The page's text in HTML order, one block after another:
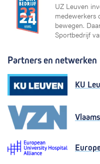
UZ Leuven
medewerkers
bewegen.
Sportbedrijf
Partners en netwerken
KU